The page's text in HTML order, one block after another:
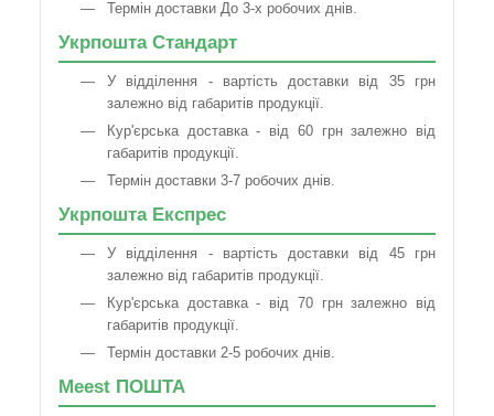
Термін доставки До 3-х робочих днів.
Укрпошта Стандарт
У відділення - вартість доставки від 35 грн
залежно від габаритів продукції.
Кур'єрська доставка - від 60 грн залежно від
габаритів продукції.
Термін доставки 3-7 робочих днів.
Укрпошта Експрес
У відділення - вартість доставки від 45 грн
залежно від габаритів продукції.
Кур'єрська доставка - від 70 грн залежно від
габаритів продукції.
Термін доставки 2-5 робочих днів.
Meest ПОШТА